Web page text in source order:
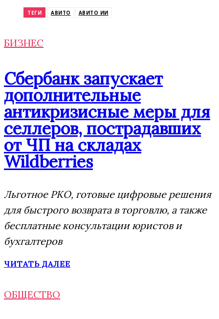
ТЕГИ АВИТО АВИТО ИИ
БИЗНЕС
Сбербанк запускает
дополнительные
антикризисные меры для
селлеров, пострадавших
от ЧП на складах
Wildberries
Льготное РКО, готовые цифровые решения
для быстрого возврата в торговлю, а также
бесплатные консультации юристов и
бухгалтеров
ЧИТАТЬ ДАЛЕЕ
ОБЩЕСТВО